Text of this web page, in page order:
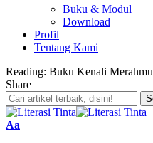
Buku & Modul
Download
Profil
Tentang Kami
Reading: Buku Kenali Merahmu
Share
Font
Aa